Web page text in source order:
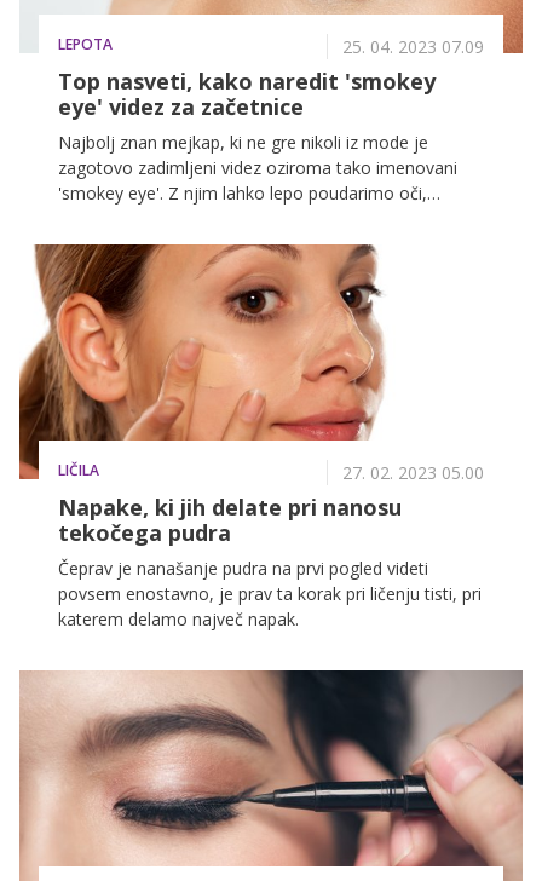
LEPOTA 25. 04. 2023 07.09
Top nasveti, kako naredit 'smokey
eye' videz za začetnice
Najbolj znan mejkap, ki ne gre nikoli iz mode je
zagotovo zadimljeni videz oziroma tako imenovani
'smokey eye'. Z njim lahko lepo poudarimo oči,
večerne priložnosti. In kar je najboljše, ustvarite ga
lahko tudi same doma!
LIČILA 27. 02. 2023 05.00
Napake, ki jih delate pri nanosu
tekočega pudra
Čeprav je nanašanje pudra na prvi pogled videti
povsem enostavno, je prav ta korak pri ličenju tisti, pri
katerem delamo največ napak.